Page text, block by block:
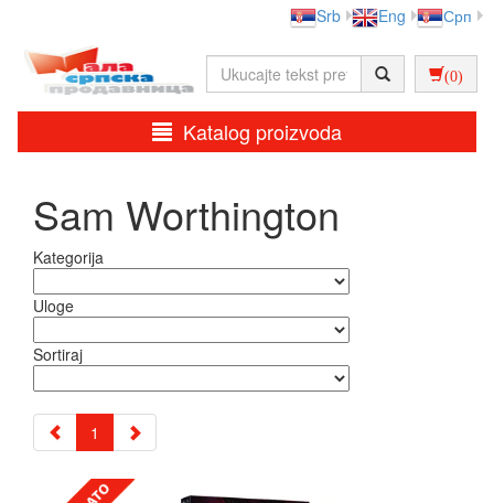
Srb Eng Срп
(0)
Katalog proizvoda
Sam Worthington
Kategorija
Uloge
Sortiraj
1